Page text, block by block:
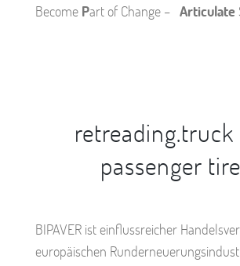
Become Part of Change – Articulate
retreading.truck
passenger
BIPAVER ist einflussreicher
europäischen